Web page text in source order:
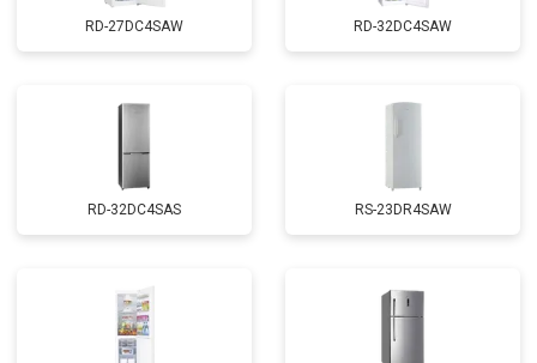
RD-27DC4SAW RD-32DC4SAW
RD-32DC4SAS RS-23DR4SAW